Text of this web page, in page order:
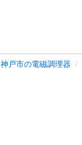
神戸市の電磁調理器